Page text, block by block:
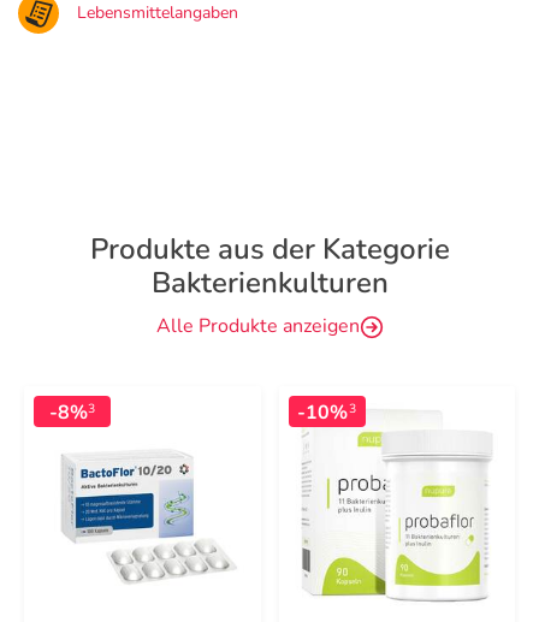
Lebensmittelangaben
Produkte aus der Kategorie
Bakterienkulturen
Alle Produkte anzeigen
-8%3 -10%3